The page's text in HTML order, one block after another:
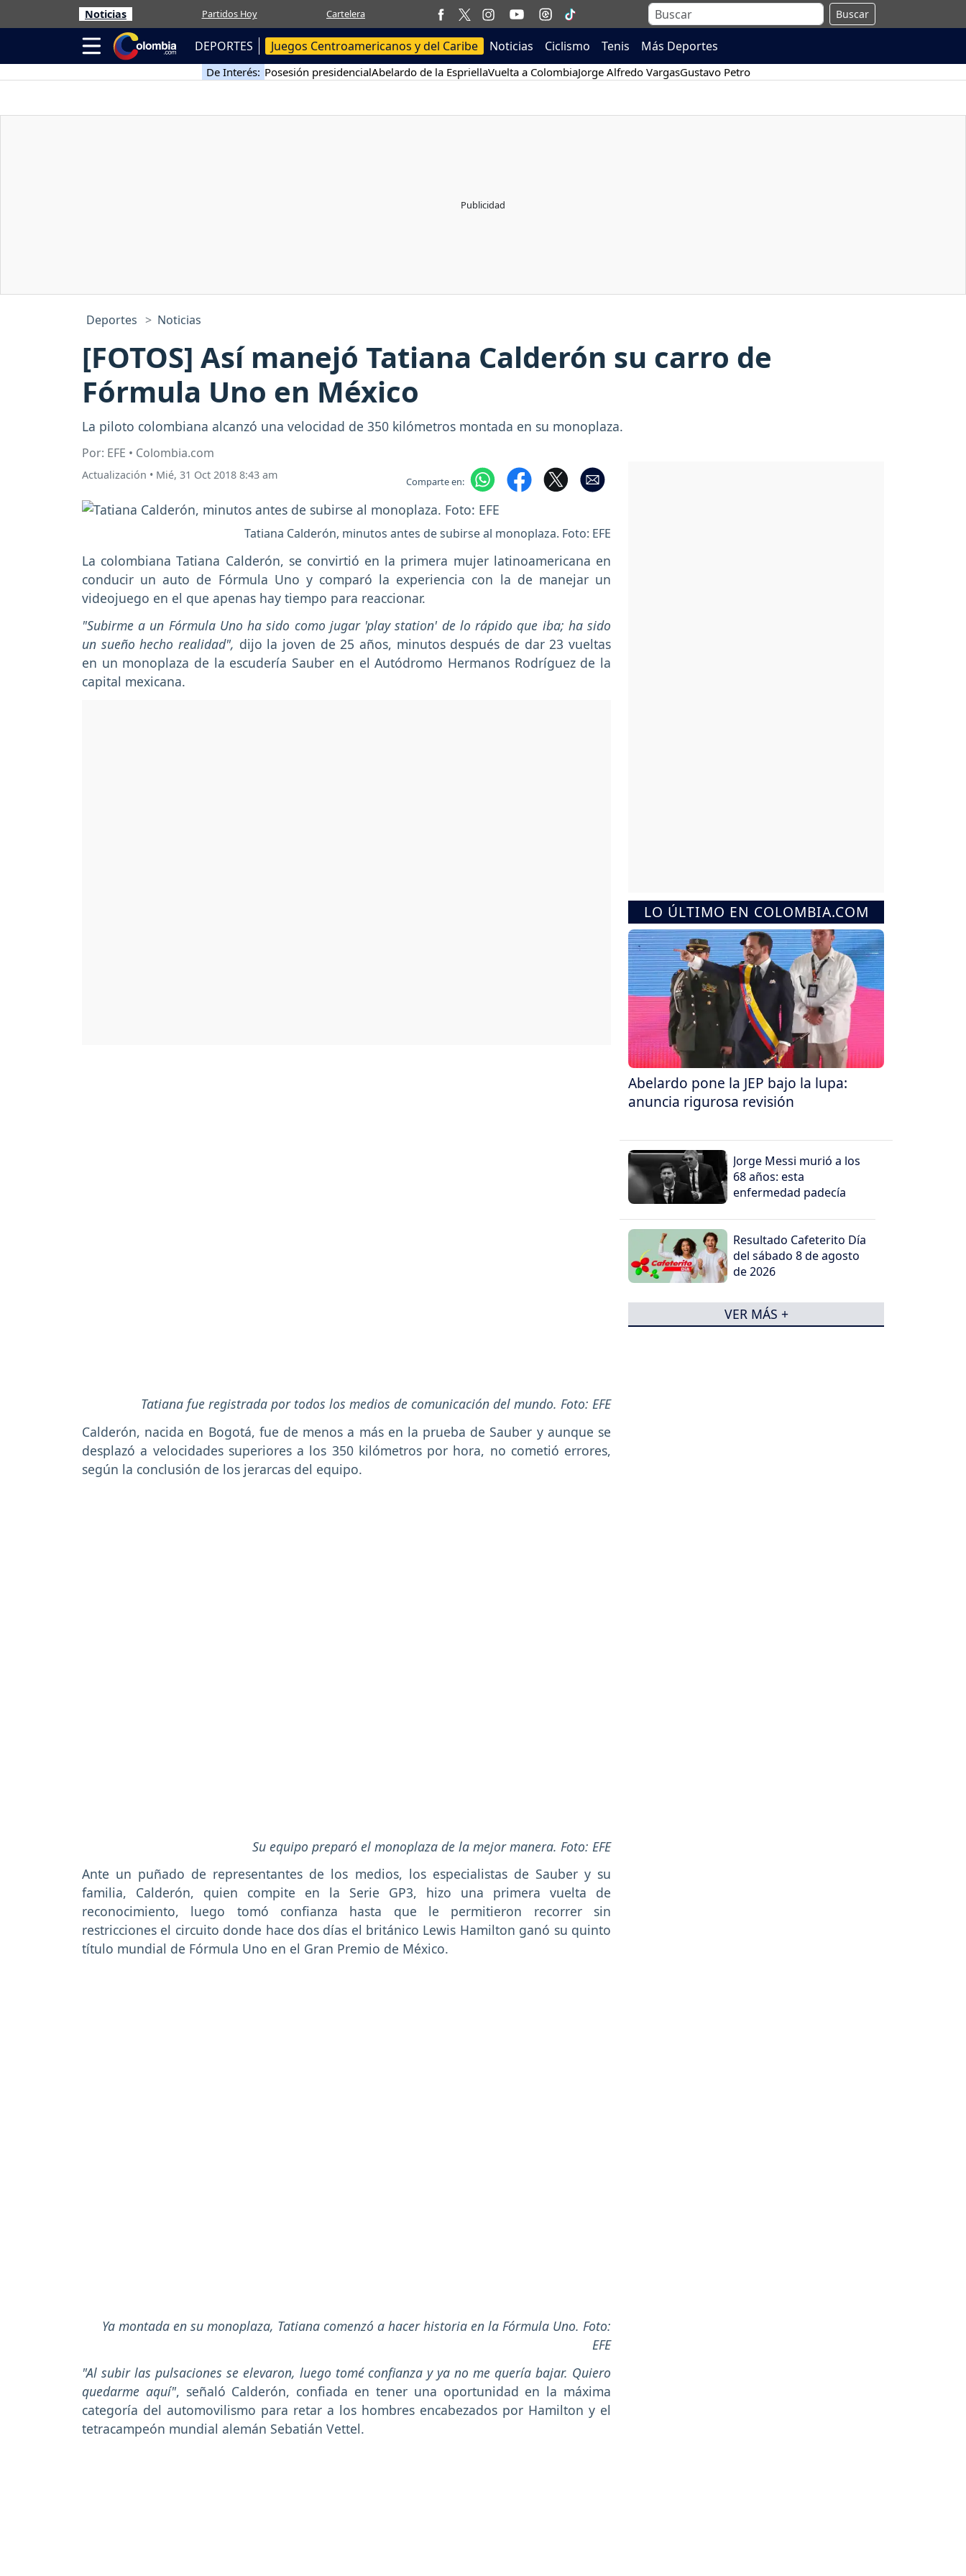
Noticias Partidos Hoy Cartelera Buscar
DEPORTES Juegos Centroamericanos y del Caribe Noticias Ciclismo Tenis Más Deportes
De Interés: Posesión presidencialAbelardo de la EspriellaVuelta a ColombiaJorge Alfredo VargasGustavo Petro
Deportes Noticias
[FOTOS] Así manejó Tatiana Calderón su carro de
Fórmula Uno en México
La piloto colombiana alcanzó una velocidad de 350 kilómetros montada en su monoplaza.
Por: EFE • Colombia.com
Actualización • Mié, 31 Oct 2018 8:43 am Comparte en:
Tatiana Calderón, minutos antes de subirse al monoplaza. Foto: EFE
La colombiana Tatiana Calderón, se convirtió en la primera mujer latinoamericana en
conducir un auto de Fórmula Uno y comparó la experiencia con la de manejar un
videojuego en el que apenas hay tiempo para reaccionar.
"Subirme a un Fórmula Uno ha sido como jugar 'play station' de lo rápido que iba; ha sido
un sueño hecho realidad", dijo la joven de 25 años, minutos después de dar 23 vueltas
en un monoplaza de la escudería Sauber en el Autódromo Hermanos Rodríguez de la
capital mexicana.
Tatiana fue registrada por todos los medios de comunicación del mundo. Foto: EFE
Calderón, nacida en Bogotá, fue de menos a más en la prueba de Sauber y aunque se
desplazó a velocidades superiores a los 350 kilómetros por hora, no cometió errores,
según la conclusión de los jerarcas del equipo.
Su equipo preparó el monoplaza de la mejor manera. Foto: EFE
Ante un puñado de representantes de los medios, los especialistas de Sauber y su
familia, Calderón, quien compite en la Serie GP3, hizo una primera vuelta de
reconocimiento, luego tomó confianza hasta que le permitieron recorrer sin
restricciones el circuito donde hace dos días el británico Lewis Hamilton ganó su quinto
título mundial de Fórmula Uno en el Gran Premio de México.
Ya montada en su monoplaza, Tatiana comenzó a hacer historia en la Fórmula Uno. Foto:
EFE
"Al subir las pulsaciones se elevaron, luego tomé confianza y ya no me quería bajar. Quiero
quedarme aquí", señaló Calderón, confiada en tener una oportunidad en la máxima
categoría del automovilismo para retar a los hombres encabezados por Hamilton y el
tetracampeón mundial alemán Sebatián Vettel.
LO ÚLTIMO EN COLOMBIA.COM
Abelardo pone la JEP bajo la lupa:
anuncia rigurosa revisión
Jorge Messi murió a los
68 años: esta
enfermedad padecía
Resultado Cafeterito Día
del sábado 8 de agosto
de 2026
VER MÁS +